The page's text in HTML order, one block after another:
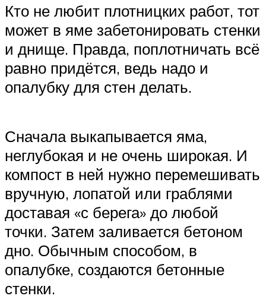
Кто не любит плотницких работ, тот
может в яме забетонировать стенки
и днище. Правда, поплотничать всё
равно придётся, ведь надо и
опалубку для стен делать.
Сначала выкапывается яма,
неглубокая и не очень широкая. И
компост в ней нужно перемешивать
вручную, лопатой или граблями
доставая «с берега» до любой
точки. Затем заливается бетоном
дно. Обычным способом, в
опалубке, создаются бетонные
стенки.